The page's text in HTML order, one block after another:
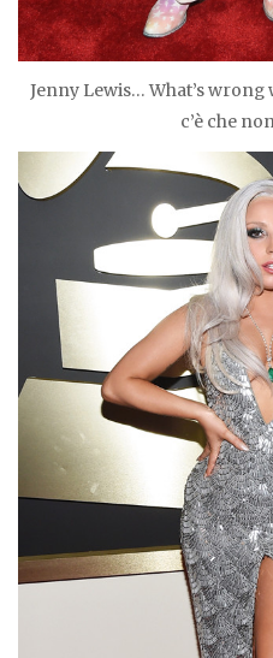
Jenny Lewis… What’s wrong
c’è che